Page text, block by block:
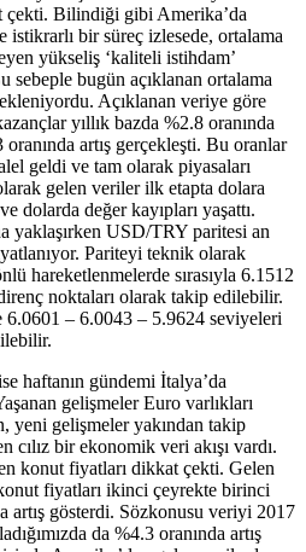
çekti. Bilindiği gibi Amerika’da
istikrarlı bir süreç izlesede, ortalama
yükseliş ‘kaliteli istihdam’
sebeple bugün açıklanan ortalama
Açıklanan veriye göre
yıllık bazda %2.8 oranında
artış gerçekleşti. Bu oranlar
geldi ve tam olarak piyasaları
gelen veriler ilk etapta dolara
dolarda değer kayıpları yaşattı.
yaklaşırken USD/TRY paritesi an
Pariteyi teknik olarak
hareketlenmelerde sırasıyla 6.1512
noktaları olarak takip edilebilir.
6.0601 – 6.0043 – 5.9624 seviyeleri
haftanın gündemi İtalya’da
gelişmeler Euro varlıkları
yeni gelişmeler yakından takip
bir ekonomik veri akışı vardı.
konut fiyatları dikkat çekti. Gelen
fiyatları ikinci çeyrekte birinci
artış gösterdi. Sözkonusu veriyi 2017
da %4.3 oranında artış